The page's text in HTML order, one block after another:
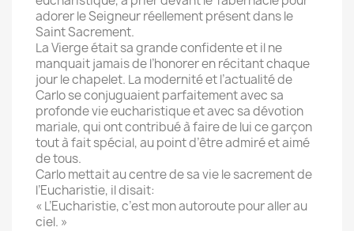
adorer le Seigneur réellement présent dans le
Saint Sacrement.
La Vierge était sa grande confidente et il ne
manquait jamais de l’honorer en récitant chaque
jour le chapelet. La modernité et l’actualité de
Carlo se conjuguaient parfaitement avec sa
profonde vie eucharistique et avec sa dévotion
mariale, qui ont contribué à faire de lui ce garçon
tout à fait spécial, au point d’être admiré et aimé
de tous.
Carlo mettait au centre de sa vie le sacrement de
l’Eucharistie, il disait:
« L’Eucharistie, c’est mon autoroute pour aller au
ciel. »